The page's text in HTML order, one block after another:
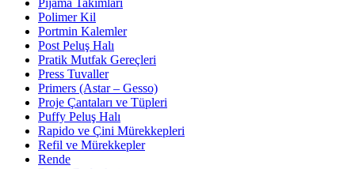
Pijama Takımları
Polimer Kil
Portmin Kalemler
Post Peluş Halı
Pratik Mutfak Gereçleri
Press Tuvaller
Primers (Astar – Gesso)
Proje Çantaları ve Tüpleri
Puffy Peluş Halı
Rapido ve Çini Mürekkepleri
Refil ve Mürekkepler
Rende